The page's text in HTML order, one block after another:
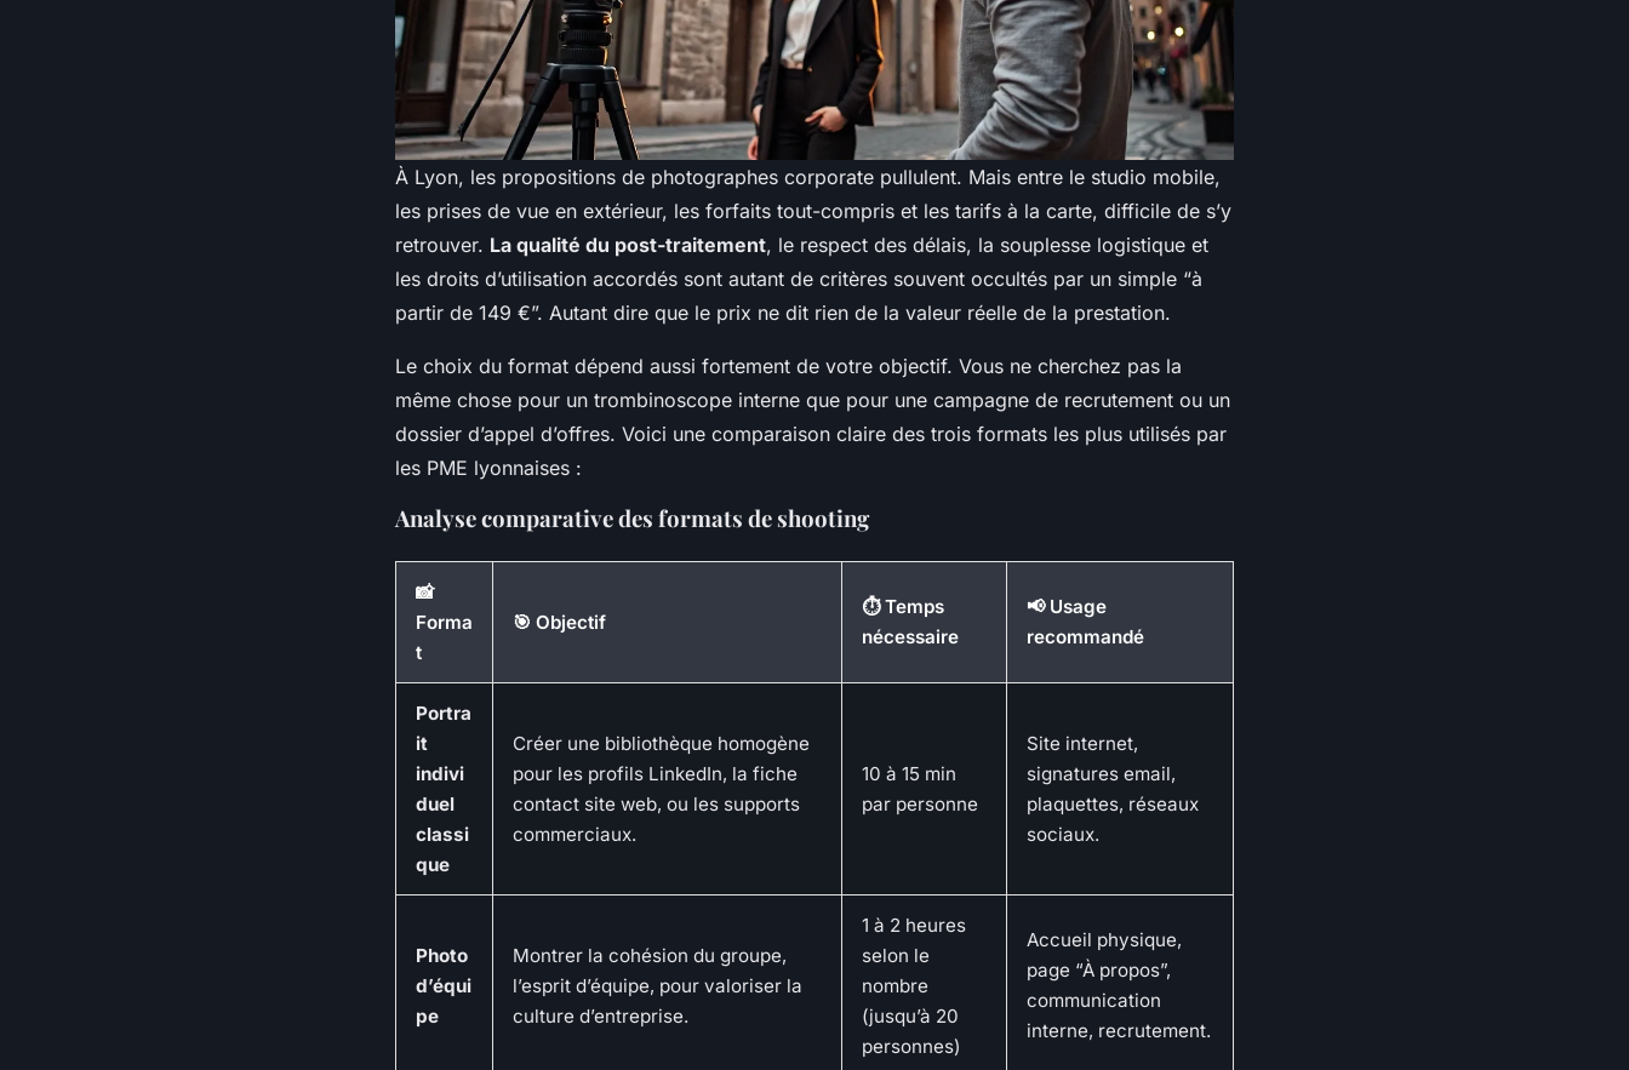
À Lyon, les propositions de photographes corporate pullulent. Mais entre le studio mobile,
les prises de vue en extérieur, les forfaits tout-compris et les tarifs à la carte, difficile de s’y
retrouver. La qualité du post-traitement, le respect des délais, la souplesse logistique et
les droits d’utilisation accordés sont autant de critères souvent occultés par un simple “à
partir de 149 €”. Autant dire que le prix ne dit rien de la valeur réelle de la prestation.
Le choix du format dépend aussi fortement de votre objectif. Vous ne cherchez pas la
même chose pour un trombinoscope interne que pour une campagne de recrutement ou un
dossier d’appel d’offres. Voici une comparaison claire des trois formats les plus utilisés par
les PME lyonnaises :
Analyse comparative des formats de shooting
📸
Forma
t
🎯 Objectif
⏱️ Temps
nécessaire
📢 Usage
recommandé
Portra
it
indivi
duel
classi
que
Créer une bibliothèque homogène
pour les profils LinkedIn, la fiche
contact site web, ou les supports
commerciaux.
10 à 15 min
par personne
Site internet,
signatures email,
plaquettes, réseaux
sociaux.
Photo
d’équi
pe
Montrer la cohésion du groupe,
l’esprit d’équipe, pour valoriser la
culture d’entreprise.
1 à 2 heures
selon le
nombre
(jusqu’à 20
personnes)
Accueil physique,
page “À propos”,
communication
interne, recrutement.